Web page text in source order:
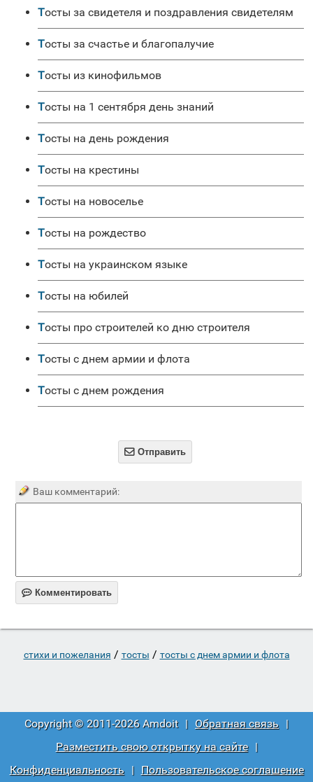
Тосты за свидетеля и поздравления свидетелям
Тосты за счастье и благопалучие
Тосты из кинофильмов
Тосты на 1 сентября день знаний
Тосты на день рождения
Тосты на крестины
Тосты на новоселье
Тосты на рождество
Тосты на украинском языке
Тосты на юбилей
Тосты про строителей ко дню строителя
Тосты с днем армии и флота
Тосты с днем рождения
 Отправить
Ваш комментарий:
 Комментировать
стихи и пожелания / тосты / тосты с днем армии и флота
Copyright © 2011-2026 Amdoit | Обратная связь |
Разместить свою открытку на сайте
|
Конфиденциальность
| Пользовательское соглашение